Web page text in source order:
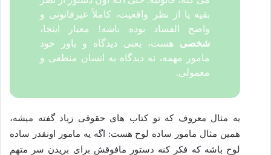
بقیه یا از نظر واقعیت، کاملاً غیرقانونی و
واضح الفساد بوده باشه! معیار اینجا،
شخصی هست، یعنی دیدگاه و باور خود
مامور مهمه، نه دیدگاه یه انسان منطقی و
معمولی.
یه مثال معروف که تو کتاب های حقوقی زیاد گفته میشه،
همین مثال مامور ساده لوح هست: اگه یه مامور اونقدر ساده
لوح باشه که فکر کنه دستور مافوقش برای بریدن سر متهم